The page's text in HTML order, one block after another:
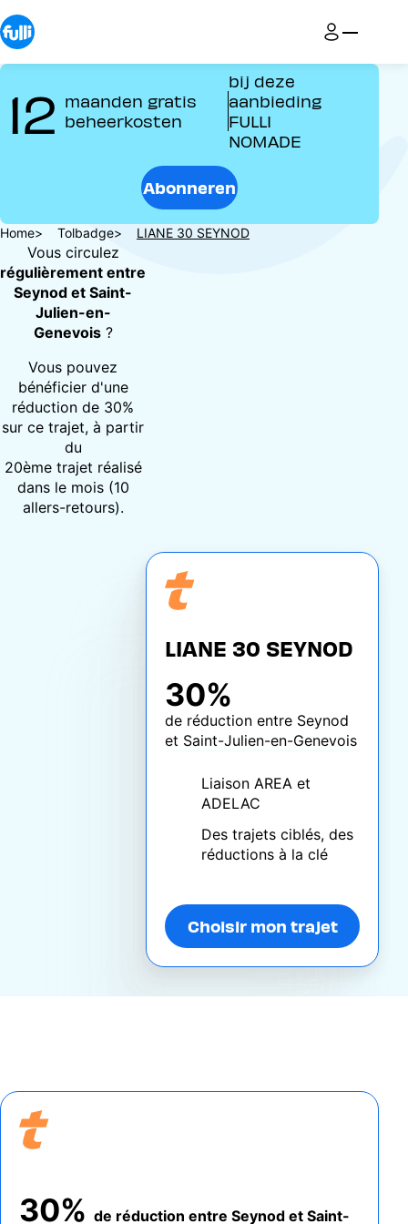
Overslaan
en
naar
de
gaan
12 maanden gratis
beheerkosten
bij deze
aanbieding
FULLI
NOMADE
Abonneren
Kruimelpad
Home Tolbadge LIANE 30 SEYNOD
LIANE 30 SEYNOD
30%
de réduction entre Seynod
et Saint-Julien-en-Genevois
Liaison AREA et
ADELAC
Des trajets ciblés, des
réductions à la clé
Choisir mon trajet
Vous circulez
régulièrement entre
Seynod et Saint-
Julien-en-
Genevois?
Vous pouvez
bénéficier d'une
réduction de 30%
sur ce trajet, à partir
du
20ème trajet réalisé
dans le mois (10
allers-retours).
30% de réduction entre Seynod et Saint-